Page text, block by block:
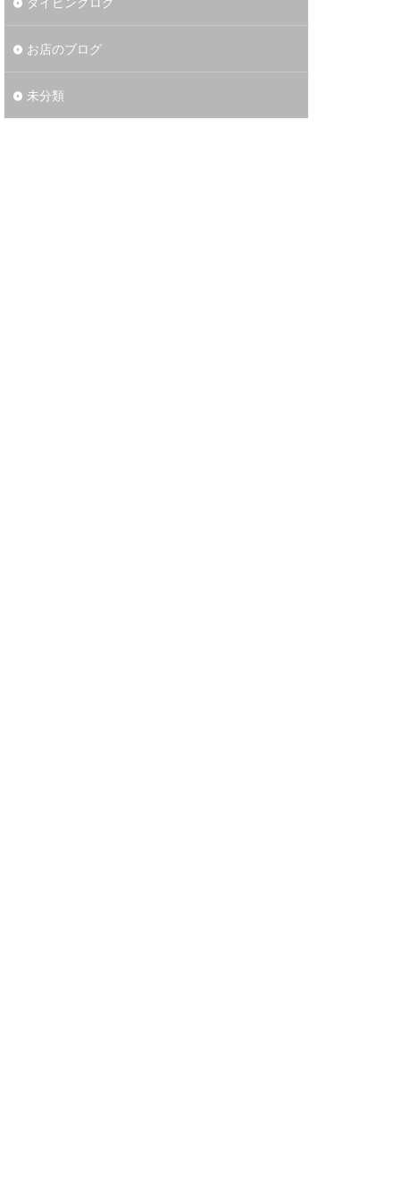
お店のブログ
未分類